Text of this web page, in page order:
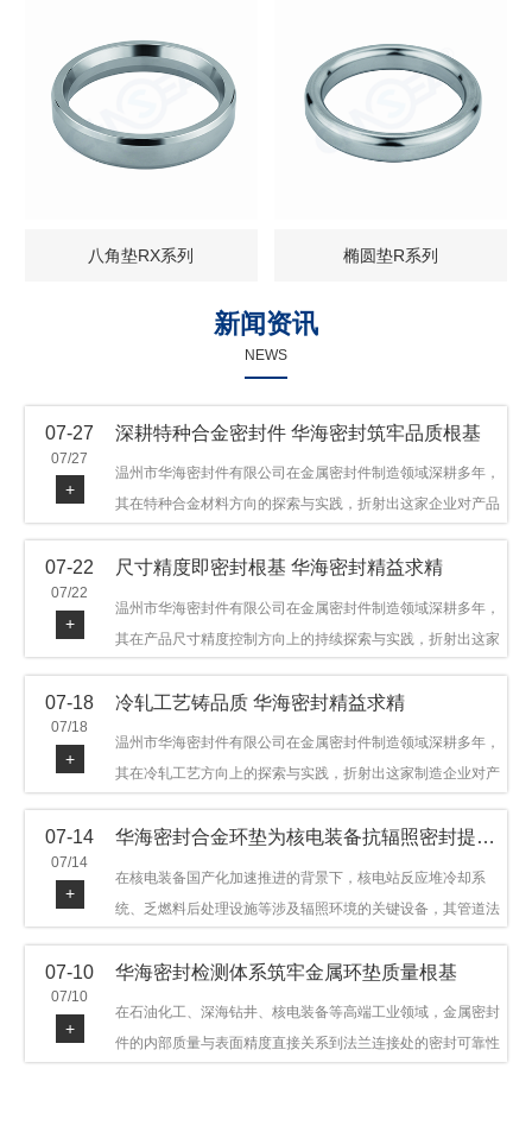
八角垫RX系列 椭圆垫R系列
新闻资讯
NEWS
07-27
07/27
+
深耕特种合金密封件 华海密封筑牢品质根基
温州市华海密封件有限公司在金属密封件制造领域深耕多年，
其在特种合金材料方向的探索与实践，折射出这家企业对产品
品，可提供多种材质方案，在石油机械、管道法兰、采油树、
07-22
07/22
+
尺寸精度即密封根基 华海密封精益求精
温州市华海密封件有限公司在金属密封件制造领域深耕多年，
其在产品尺寸精度控制方向上的持续探索与实践，折射出这家
产品，广泛应用于石油机械、管道法兰、采油树、井口装置等
领域。本文从尺寸精度的技术内涵及企业工艺积累等角度，呈
现华海密封在该领域的务实探索与稳步发展。
07-18
07/18
+
冷轧工艺铸品质 华海密封精益求精
温州市华海密封件有限公司在金属密封件制造领域深耕多年，
其在冷轧工艺方向上的探索与实践，折射出这家制造企业对产
品，广泛应用于石油机械、管道法兰、采油树、井口装置等领
步发展。
07-14
07/14
+
华海密封合金环垫为核电装备抗辐照密封提供可靠保障
在核电装备国产化加速推进的背景下，核电站反应堆冷却系
统、乏燃料后处理设施等涉及辐照环境的关键设备，其管道法
定与密封可靠。温州市华海密封件科技有限公司深耕金属密封
领域二十余年，依托八角垫、椭圆垫及RX/BX系列高压环垫等
全系列产品，以特种合金材质体系，为核电装备抗辐照密封提
供针对性配套方案。
07-10
07/10
+
华海密封检测体系筑牢金属环垫质量根基
在石油化工、深海钻井、核电装备等高端工业领域，金属密封
件的内部质量与表面精度直接关系到法兰连接处的密封可靠性